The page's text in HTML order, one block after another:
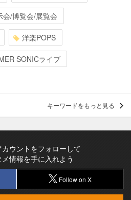
会/博覧会/展覧会
洋楽POPS
SONICライブ
キーワードをもっと見る
ウントをフォローして
情報を手に入れよう
Follow on X